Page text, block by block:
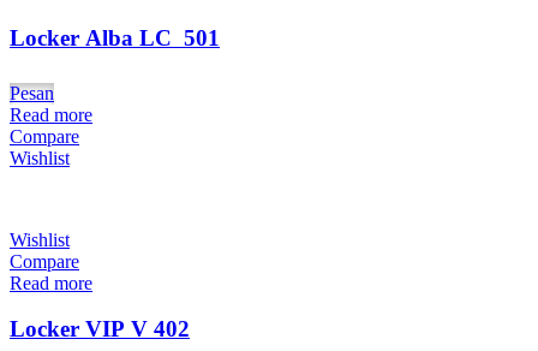
Locker Alba LC  501
Pesan
Read more
Compare
Wishlist
Wishlist
Compare
Read more
Locker VIP V 402